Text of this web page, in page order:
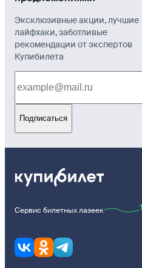
Эксклюзивные акции, лучшие
лайфхаки, заботливые
рекомендации от экспертов
Купибилета
Подписаться
Сервис билетных лазеек